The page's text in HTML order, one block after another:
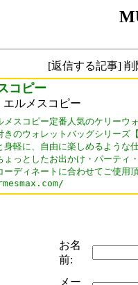
[返信する記事]
コピー
エルメスコピー
メスコピー定番人気のケリーウ
きのウォレットバッグシリーズ
身軽に、自由に楽しめるような
ょっとしたお出かけ・パーティ
ーディネートに合わせてご使用
お名
前:
メー